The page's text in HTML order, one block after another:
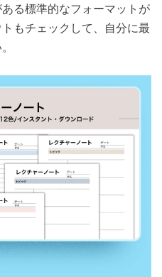
る標準的なフォーマットが
もチェックして、自分に最